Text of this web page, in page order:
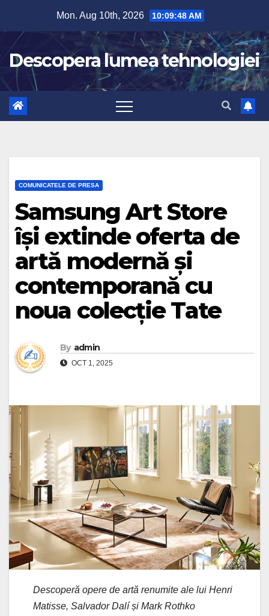
content
Mon. Aug 10th, 2026 10:09:49 AM
Descopera lumea tehnologiei
COMUNICATELE DE PRESA
Samsung Art Store
își extinde oferta de
artă modernă și
contemporană cu
noua colecție Tate
By admin
OCT 1, 2025
Descoperă opere de artă renumite ale lui Henri
Matisse, Salvador Dalí și Mark Rothko